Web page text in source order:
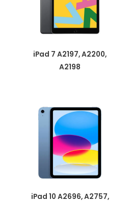
iPad 7 A2197, A2200,
A2198
iPad 10 A2696, A2757,